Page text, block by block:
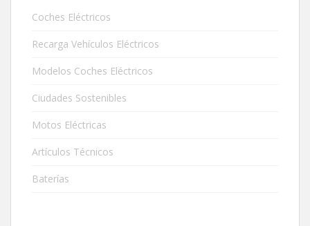
Coches Eléctricos
Recarga Vehículos Eléctricos
Modelos Coches Eléctricos
Ciudades Sostenibles
Motos Eléctricas
Artículos Técnicos
Baterías